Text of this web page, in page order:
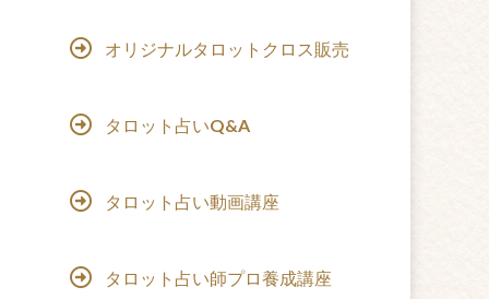
オリジナルタロットクロス販売
タロット占いQ&A
タロット占い動画講座
タロット占い師プロ養成講座